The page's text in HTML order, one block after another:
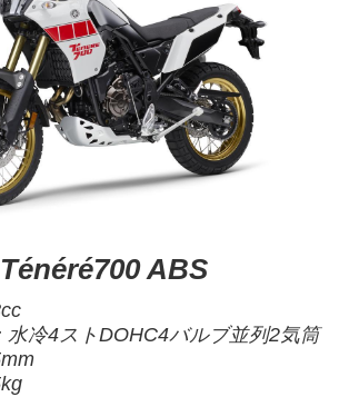
ABS
水冷4ストDOHC4バルブ並列2気筒